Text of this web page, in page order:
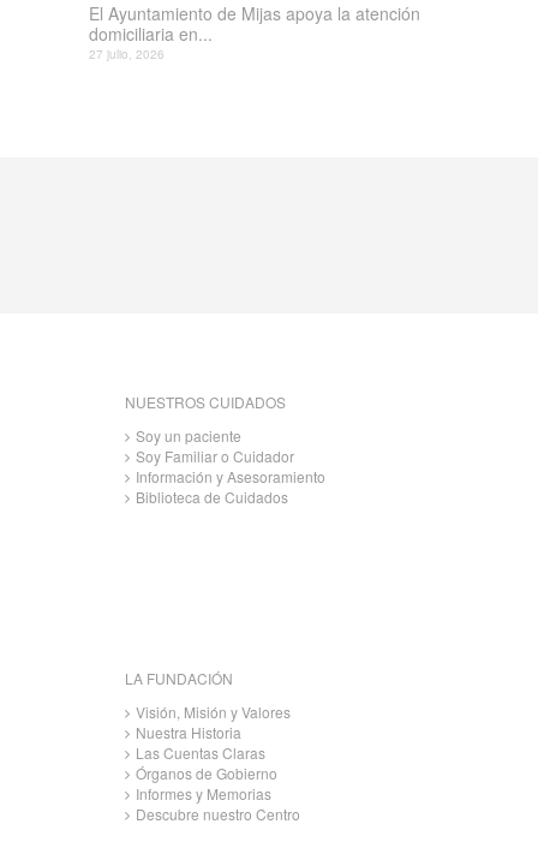
El Ayuntamiento de Mijas apoya la atención
domiciliaria en...
27 julio, 2026
NUESTROS CUIDADOS
Soy un paciente
Soy Familiar o Cuidador
Información y Asesoramiento
Biblioteca de Cuidados
LA FUNDACIÓN
Visión, Misión y Valores
Nuestra Historia
Las Cuentas Claras
Órganos de Gobierno
Informes y Memorias
Descubre nuestro Centro